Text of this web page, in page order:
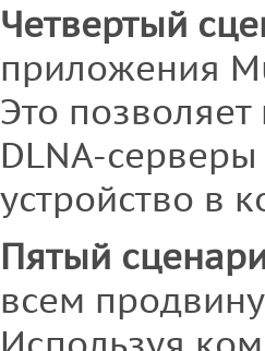
Четвертый
приложения
Это
DLNA-
устройство в
Пятый
всем